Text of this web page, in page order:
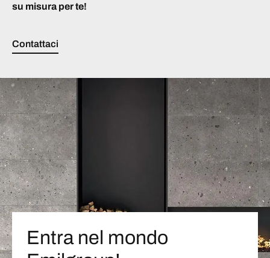
su misura per te!
Contattaci
Entra nel mondo